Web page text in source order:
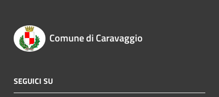
Comune di Caravaggio
SEGUICI SU